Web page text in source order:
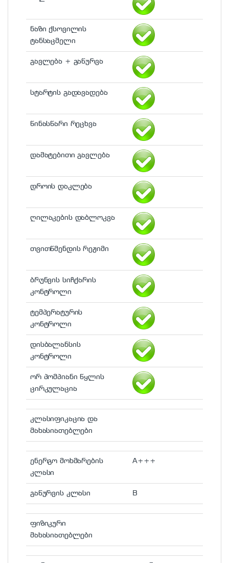
ნაზი ქსოვილის
ტანსაცმელი
გავლება + გაწურვა
სტარტის გადავადება
წინასწარი რეცხვა
დამატებითი გავლება
დროის დაკლება
ღილაკების დაბლოკვა
თვითწმენდის რეჟიმი
ბრუნვის სიჩქარის
კონტროლი
ტემპერატურის
კონტროლი
დისბალანსის
კონტროლი
ორ პომპიანი წყლის
ცირკულაცია
კლასიფიკაცია და
მახასიათებლები
ენერგო მოხმარების
კლასი
A+++
გაწურვის კლასი B
ფიზიკური
მახასიათებლები